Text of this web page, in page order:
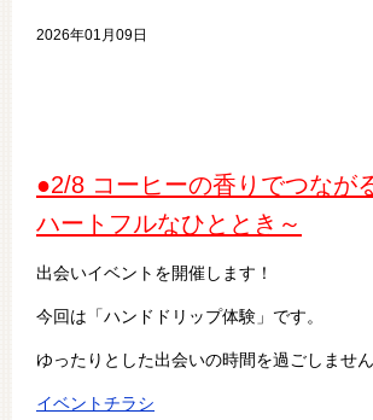
2026年01月09日
●2/8 コーヒーの香りでつなが
ハートフルなひととき～
出会いイベントを開催します！
今回は「ハンドドリップ体験」です。
ゆったりとした出会いの時間を過ごしませ
イベントチラシ